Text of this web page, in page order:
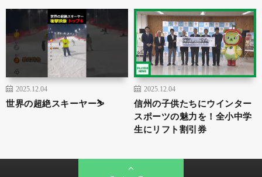
2025.12.04
世界の超絶スキーヤー⛷️
2025.12.04
信州の子供たちにウインター
スポーツの魅力を！全小中学
生にリフト割引券